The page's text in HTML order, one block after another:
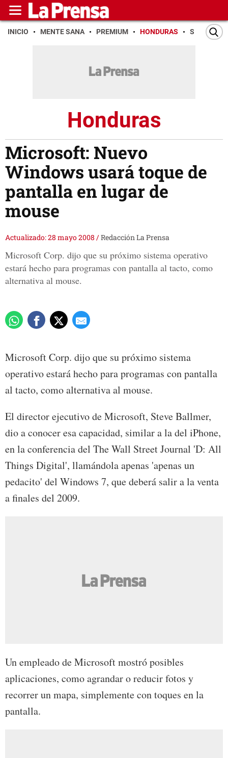
INICIO MENTE SANA PREMIUM HONDURAS SAN PEDRO
Honduras
Microsoft: Nuevo
Windows usará toque de
pantalla en lugar de
mouse
Actualizado: 28 mayo 2008 /Redacción La Prensa
Microsoft Corp. dijo que su próximo sistema operativo
estará hecho para programas con pantalla al tacto, como
alternativa al mouse.
Microsoft Corp. dijo que su próximo sistema
operativo estará hecho para programas con pantalla
al tacto, como alternativa al mouse.
El director ejecutivo de Microsoft, Steve Ballmer,
dio a conocer esa capacidad, similar a la del iPhone,
en la conferencia del The Wall Street Journal 'D: All
Things Digital', llamándola apenas 'apenas un
pedacito' del Windows 7, que deberá salir a la venta
a finales del 2009.
Un empleado de Microsoft mostró posibles
aplicaciones, como agrandar o reducir fotos y
recorrer un mapa, simplemente con toques en la
pantalla.